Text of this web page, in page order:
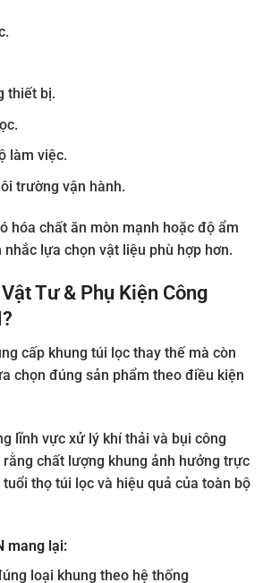
thiết bị.
làm việc.
trường vận hành.
hóa chất ăn mòn mạnh hoặc độ ẩm
nhắc lựa chọn vật liệu phù hợp hơn.
Tư & Phụ Kiện Công
cấp khung túi lọc thay thế mà còn
chọn đúng sản phẩm theo điều kiện
lĩnh vực xử lý khí thải và bụi công
rằng chất lượng khung ảnh hưởng trực
thọ túi lọc và hiệu quả của toàn bộ
mang lại:
loại khung theo hệ thống